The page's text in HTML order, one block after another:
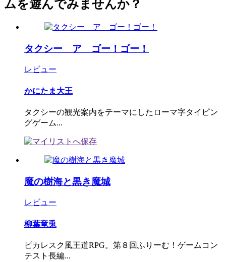
ムを遊んでみませんか？
タクシー ア ゴー！ゴー！
レビュー
かにたま大王
タクシーの観光案内をテーマにしたローマ字タイピン
グゲーム...
魔の樹海と黒き魔城
レビュー
柳葉竜兎
ピカレスク風王道RPG。第８回ふりーむ！ゲームコン
テスト長編...